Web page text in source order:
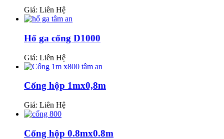
Giá: Liên Hệ
Hố ga cống D1000
Giá: Liên Hệ
Cống hộp 1mx0,8m
Giá: Liên Hệ
Cống hộp 0.8mx0.8m